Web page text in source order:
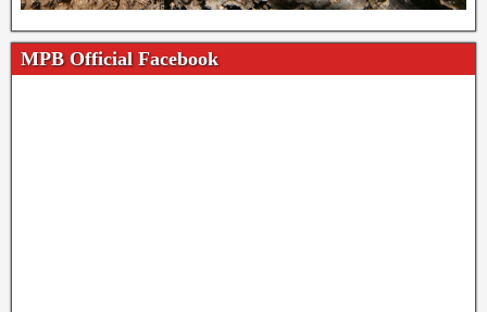
MPB Official Facebook